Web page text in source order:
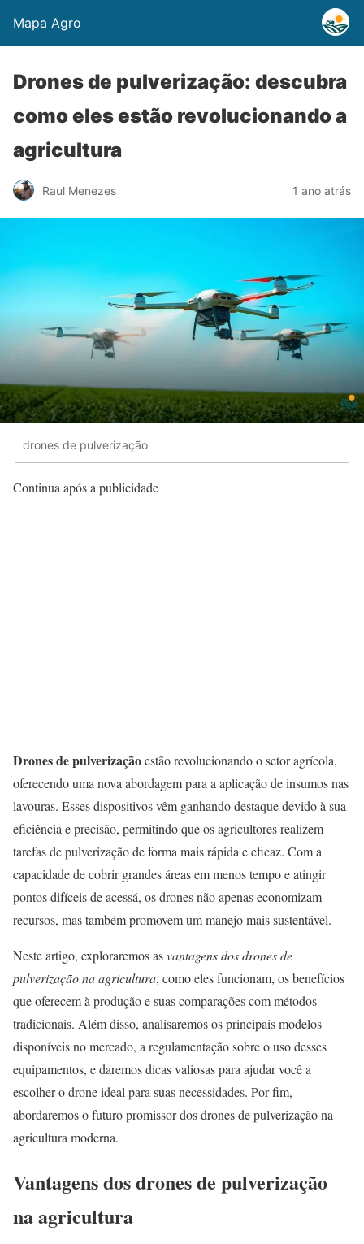
Mapa Agro
Drones de pulverização: descubra
como eles estão revolucionando a
agricultura
Raul Menezes 1 ano atrás
drones de pulverização
Continua após a publicidade
Drones de pulverizaçãoestão revolucionando o setor agrícola,
oferecendo uma nova abordagem para a aplicação de insumos nas
lavouras. Esses dispositivos vêm ganhando destaque devido à sua
eficiência e precisão, permitindo que os agricultores realizem
tarefas de pulverização de forma mais rápida e eficaz. Com a
capacidade de cobrir grandes áreas em menos tempo e atingir
pontos difíceis de acessá, os drones não apenas economizam
recursos, mas também promovem um manejo mais sustentável.
Neste artigo, exploraremos asvantagens dos drones de
pulverização na agricultura, como eles funcionam, os benefícios
que oferecem à produção e suas comparações com métodos
tradicionais. Além disso, analisaremos os principais modelos
disponíveis no mercado, a regulamentação sobre o uso desses
equipamentos, e daremos dicas valiosas para ajudar você a
escolher o drone ideal para suas necessidades. Por fim,
abordaremos o futuro promissor dos drones de pulverização na
agricultura moderna.
Vantagens dos drones de pulverização
na agricultura